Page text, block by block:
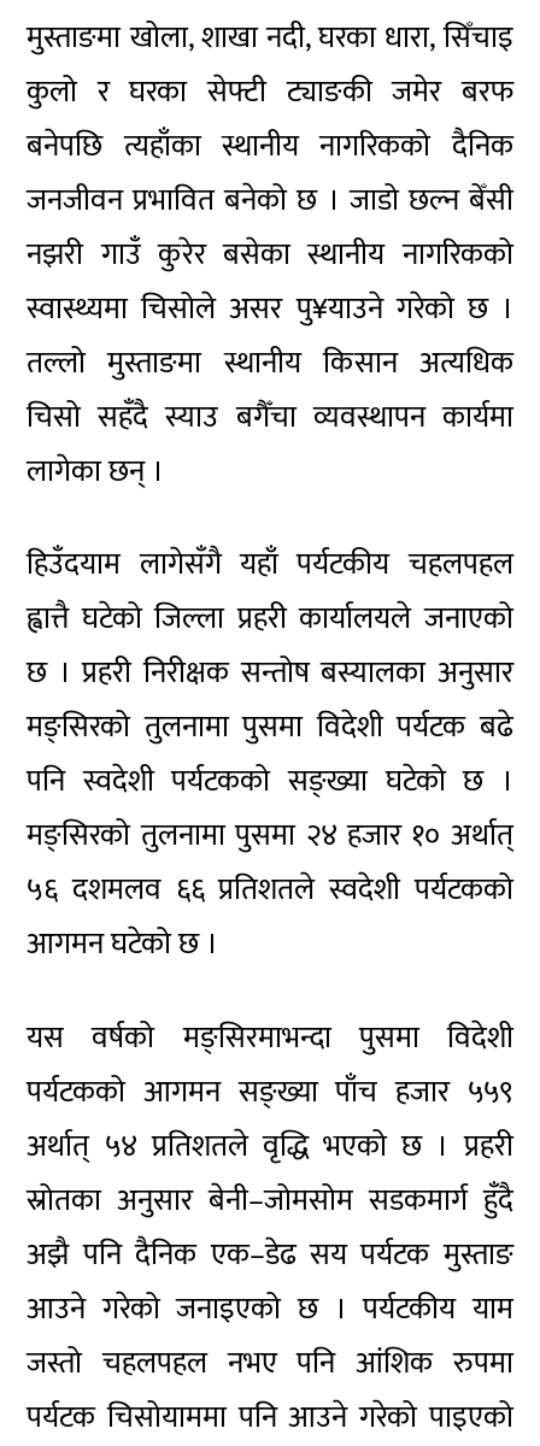
मुस्ताङमा खोला, शाखा नदी, घरका धारा, सिँचाइ
कुलो र घरका सेफ्टी ट्याङकी जमेर बरफ
बनेपछि त्यहाँका स्थानीय नागरिकको दैनिक
जनजीवन प्रभावित बनेको छ । जाडो छल्न बेँसी
नझरी गाउँ कुरेर बसेका स्थानीय नागरिकको
स्वास्थ्यमा चिसोले असर पु¥याउने गरेको छ ।
तल्लो मुस्ताङमा स्थानीय किसान अत्यधिक
चिसो सहँदै स्याउ बगैँचा व्यवस्थापन कार्यमा
लागेका छन् ।
हिउँदयाम लागेसँगै यहाँ पर्यटकीय चहलपहल
ह्वात्तै घटेको जिल्ला प्रहरी कार्यालयले जनाएको
छ । प्रहरी निरीक्षक सन्तोष बस्यालका अनुसार
मङ्सिरको तुलनामा पुसमा विदेशी पर्यटक बढे
पनि स्वदेशी पर्यटकको सङ्ख्या घटेको छ ।
मङ्सिरको तुलनामा पुसमा २४ हजार १० अर्थात्
५६ दशमलव ६६ प्रतिशतले स्वदेशी पर्यटकको
आगमन घटेको छ ।
यस वर्षको मङ्सिरमाभन्दा पुसमा विदेशी
पर्यटकको आगमन सङ्ख्या पाँच हजार ५५९
अर्थात् ५४ प्रतिशतले वृद्धि भएको छ । प्रहरी
स्रोतका अनुसार बेनी–जोमसोम सडकमार्ग हुँदै
अझै पनि दैनिक एक–डेढ सय पर्यटक मुस्ताङ
आउने गरेको जनाइएको छ । पर्यटकीय याम
जस्तो चहलपहल नभए पनि आंशिक रुपमा
पर्यटक चिसोयाममा पनि आउने गरेको पाइएको